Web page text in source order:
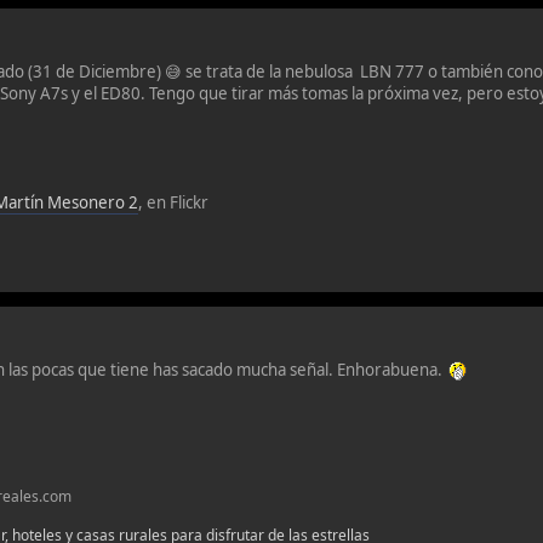
(31 de Diciembre) 😅 se trata de la nebulosa LBN 777 o también
A7s y el ED80. Tengo que tirar más tomas la próxima vez, pero
Mesonero 2, en Flickr
pocas que tiene has sacado mucha señal. Enhorabuena.
hoteles y casas rurales para disfrutar de las estrellas